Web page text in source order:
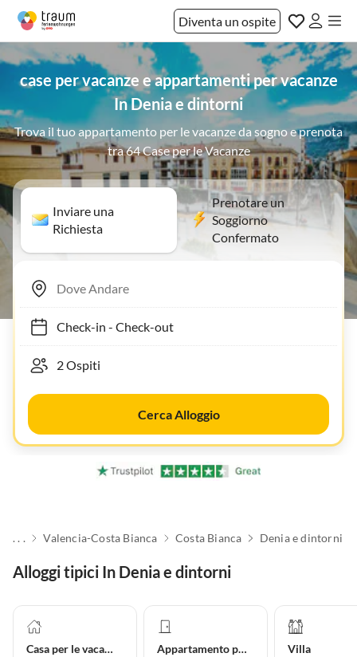
Diventa un ospite
case per vacanze e appartamenti per vacanze
In Denia e dintorni
Trova il tuo appartamento per le vacanze da sogno e prenota
tra 64 Case per le Vacanze
Inviare una
Richiesta
Prenotare un
Soggiorno
Confermato
Check-in- Check-out
Cerca Alloggio
. . . Valencia-Costa Bianca Costa Bianca Denia e dintorni
Alloggi tipici In Denia e dintorni
Casa per le vacanze Appartamento per vacanze Villa